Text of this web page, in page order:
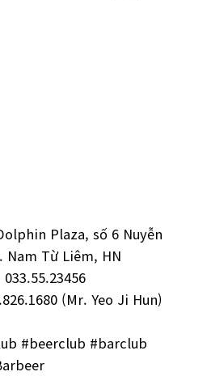
Plaza, số 6 Nuyễn
Nam Từ Liêm, HN
(Mr. Yeo Ji Hun)
#beerclub #barclub